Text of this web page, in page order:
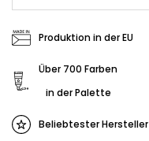
Produktion in der EU
Über 700 Farben
in der Palette
Beliebtester Hersteller